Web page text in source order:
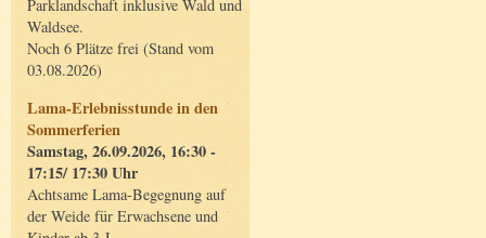
Parklandschaft inklusive Wald und
Waldsee.
Noch 6 Plätze frei (Stand vom
03.08.2026)
Lama-Erlebnisstunde in den
Sommerferien
Samstag, 26.09.2026, 16:30 -
17:15/ 17:30 Uhr
Achtsame Lama-Begegnung auf
der Weide für Erwachsene und